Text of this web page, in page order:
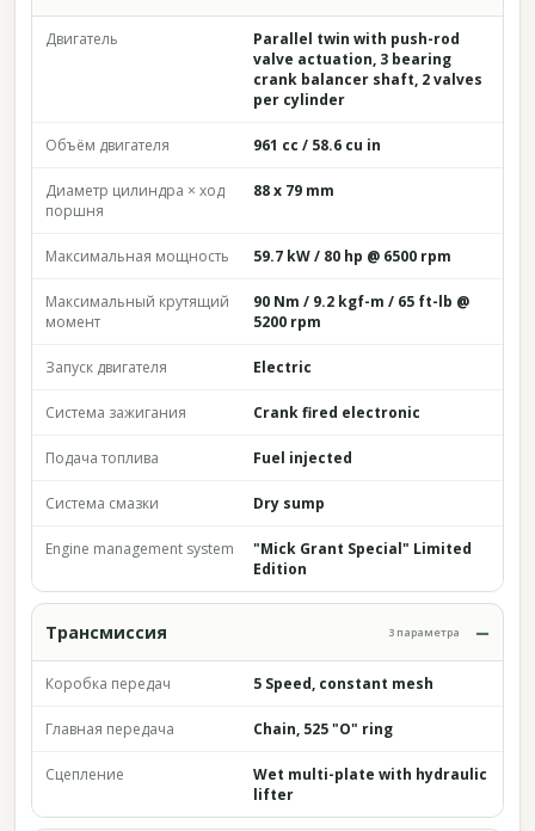
Двигатель
Parallel twin with push-rod
valve actuation, 3 bearing
crank balancer shaft, 2 valves
per cylinder
Объём двигателя 961 cc / 58.6 cu in
Диаметр цилиндра × ход
поршня
88 x 79 mm
Максимальная мощность 59.7 kW / 80 hp @ 6500 rpm
Максимальный крутящий
момент
90 Nm / 9.2 kgf-m / 65 ft-lb @
5200 rpm
Запуск двигателя Electric
Система зажигания Crank fired electronic
Подача топлива Fuel injected
Система смазки Dry sump
Engine management system
"Mick Grant Special" Limited
Edition
Трансмиссия 3 параметра
Коробка передач 5 Speed, constant mesh
Главная передача Chain, 525 "O" ring
Сцепление
Wet multi-plate with hydraulic
lifter